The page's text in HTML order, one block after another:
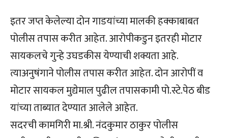
इतर जप्त केलेल्या दोन गाडयांच्या मालकी हक्काबाबत
पोलीस तपास करीत आहेत. आरोपीकडुन इतरही मोटार
सायकलचे गुन्हे उघडकीस येण्याची शक्यता आहे.
त्याअनुषंगाने पोलीस तपास करीत आहेत. दोन आरोपीं व
मोटार सायकल मुद्येमाल पुढील तपासकामी पो.स्टे.पेठ बीड
यांच्या ताब्यात देण्यात आलेले आहेत.
सदरची कामगिरी मा.श्री. नंदकुमार ठाकुर पोलीस